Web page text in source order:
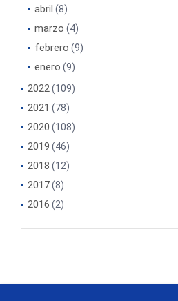
abril (8)
marzo (4)
febrero (9)
enero (9)
2022(109)
2021 (78)
2020 (108)
2019 (46)
2018 (12)
2017(8)
2016 (2)